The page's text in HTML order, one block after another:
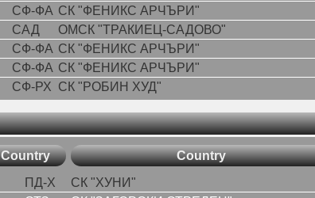
СФ-ФА СК "ФЕНИКС АРЧЪРИ"
САД ОМСК "ТРАКИЕЦ-САДОВО"
СФ-ФА СК "ФЕНИКС АРЧЪРИ"
СФ-ФА СК "ФЕНИКС АРЧЪРИ"
СФ-РХ СК "РОБИН ХУД"
Country Country
ПД-Х СК "ХУНИ"